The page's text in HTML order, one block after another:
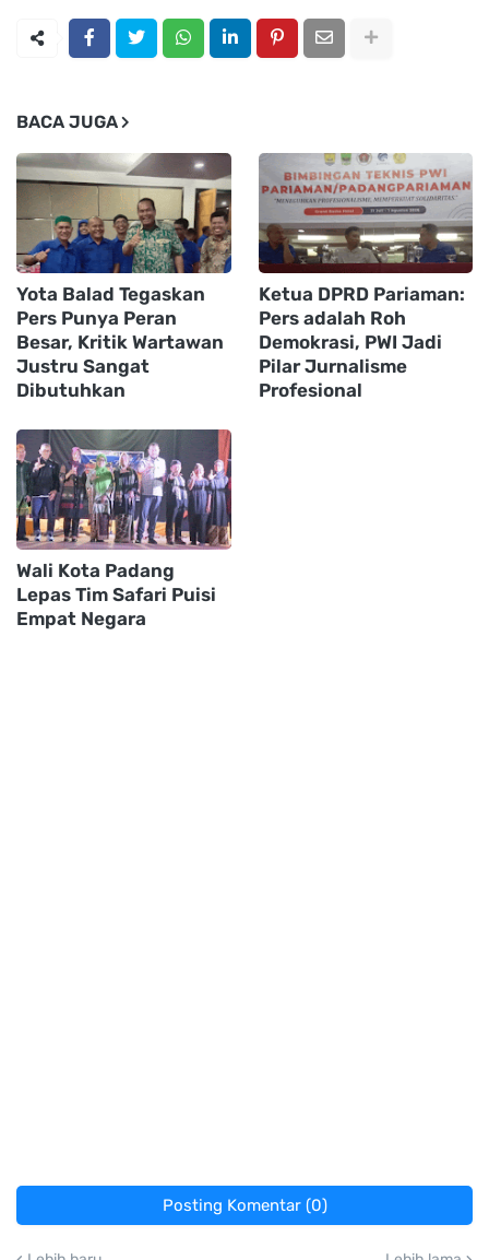
BACA JUGA
Yota Balad Tegaskan
Pers Punya Peran
Besar, Kritik Wartawan
Justru Sangat
Dibutuhkan
Ketua DPRD Pariaman:
Pers adalah Roh
Demokrasi, PWI Jadi
Pilar Jurnalisme
Profesional
Wali Kota Padang
Lepas Tim Safari Puisi
Empat Negara
Posting Komentar (0)